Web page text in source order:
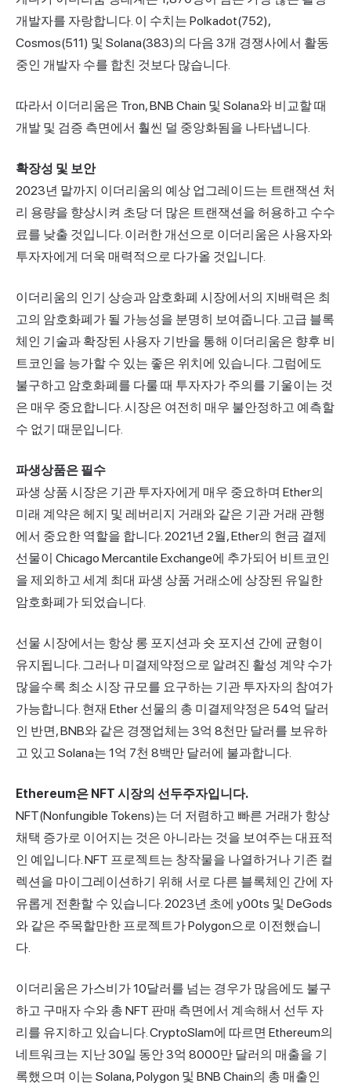
개발자를 자랑합니다. 이 수치는 Polkadot(752),
Cosmos(511) 및 Solana(383)의 다음 3개 경쟁사에서 활동
중인 개발자 수를 합친 것보다 많습니다.
따라서 이더리움은 Tron, BNB Chain 및 Solana와 비교할 때
개발 및 검증 측면에서 훨씬 덜 중앙화됨을 나타냅니다.
확장성 및 보안
2023년 말까지 이더리움의 예상 업그레이드는 트랜잭션 처
리 용량을 향상시켜 초당 더 많은 트랜잭션을 허용하고 수수
료를 낮출 것입니다. 이러한 개선으로 이더리움은 사용자와
투자자에게 더욱 매력적으로 다가올 것입니다.
이더리움의 인기 상승과 암호화폐 시장에서의 지배력은 최
고의 암호화폐가 될 가능성을 분명히 보여줍니다. 고급 블록
체인 기술과 확장된 사용자 기반을 통해 이더리움은 향후 비
트코인을 능가할 수 있는 좋은 위치에 있습니다. 그럼에도
불구하고 암호화폐를 다룰 때 투자자가 주의를 기울이는 것
은 매우 중요합니다. 시장은 여전히 매우 불안정하고 예측할
수 없기 때문입니다.
파생상품은 필수
파생 상품 시장은 기관 투자자에게 매우 중요하며 Ether의
미래 계약은 헤지 및 레버리지 거래와 같은 기관 거래 관행
에서 중요한 역할을 합니다. 2021년 2월, Ether의 현금 결제
선물이 Chicago Mercantile Exchange에 추가되어 비트코인
을 제외하고 세계 최대 파생 상품 거래소에 상장된 유일한
암호화폐가 되었습니다.
선물 시장에서는 항상 롱 포지션과 숏 포지션 간에 균형이
유지됩니다. 그러나 미결제약정으로 알려진 활성 계약 수가
많을수록 최소 시장 규모를 요구하는 기관 투자자의 참여가
가능합니다. 현재 Ether 선물의 총 미결제약정은 54억 달러
인 반면, BNB와 같은 경쟁업체는 3억 8천만 달러를 보유하
고 있고 Solana는 1억 7천 8백만 달러에 불과합니다.
Ethereum은 NFT 시장의 선두주자입니다.
NFT(Nonfungible Tokens)는 더 저렴하고 빠른 거래가 항상
채택 증가로 이어지는 것은 아니라는 것을 보여주는 대표적
인 예입니다. NFT 프로젝트는 창작물을 나열하거나 기존 컬
렉션을 마이그레이션하기 위해 서로 다른 블록체인 간에 자
유롭게 전환할 수 있습니다. 2023년 초에 y00ts 및 DeGods
와 같은 주목할만한 프로젝트가 Polygon으로 이전했습니
다.
이더리움은 가스비가 10달러를 넘는 경우가 많음에도 불구
하고 구매자 수와 총 NFT 판매 측면에서 계속해서 선두 자
리를 유지하고 있습니다. CryptoSlam에 따르면 Ethereum의
네트워크는 지난 30일 동안 3억 8000만 달러의 매출을 기
록했으며 이는 Solana, Polygon 및 BNB Chain의 총 매출인